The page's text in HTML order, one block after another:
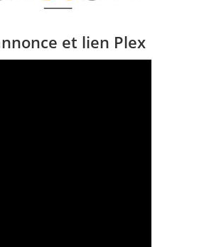
et lien Plex